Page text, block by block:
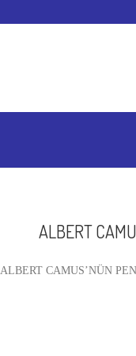
ALBERT
ALBERT CAMUS’NÜN